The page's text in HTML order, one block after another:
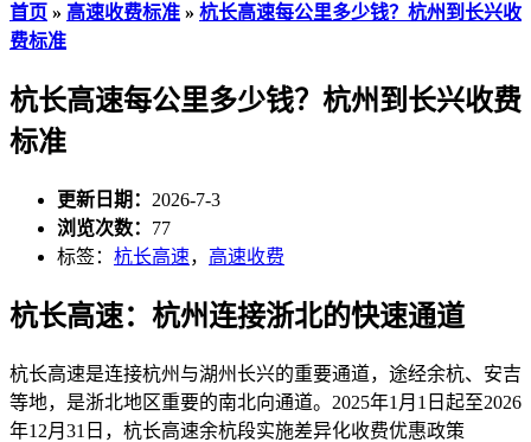
首页 » 高速收费标准 » 杭长高速每公里多少钱？杭州到长兴收
费标准
杭长高速每公里多少钱？杭州到长兴收费
标准
更新日期： 2026-7-3
浏览次数： 77
标签： 杭长高速， 高速收费
杭长高速：杭州连接浙北的快速通道
杭长高速是连接杭州与湖州长兴的重要通道，途经余杭、安吉
等地，是浙北地区重要的南北向通道。2025年1月1日起至2026
年12月31日，杭长高速余杭段实施差异化收费优惠政策